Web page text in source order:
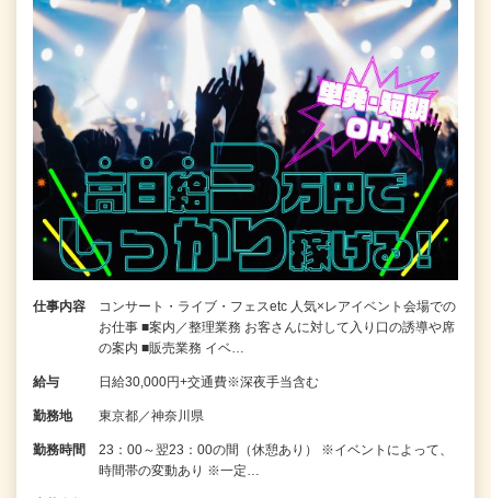
仕事内容
コンサート・ライブ・フェスetc 人気×レアイベント会場での
お仕事 ■案内／整理業務 お客さんに対して入り口の誘導や席
の案内 ■販売業務 イベ…
給与 日給30,000円+交通費※深夜手当含む
勤務地 東京都／神奈川県
勤務時間
23：00～翌23：00の間（休憩あり） ※イベントによって、
時間帯の変動あり ※一定…